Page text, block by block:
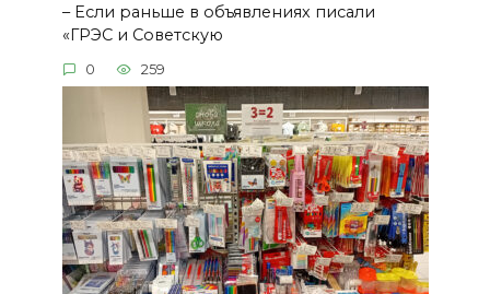
– Если раньше в объявлениях писали
«ГРЭС и Советскую
0 259